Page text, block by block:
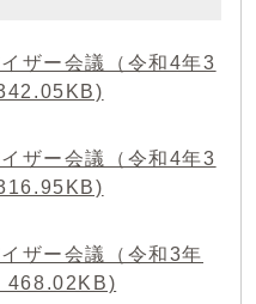
ザー会議（令和4年3
ザー会議（令和4年3
ザー会議（令和3年
468.02KB)